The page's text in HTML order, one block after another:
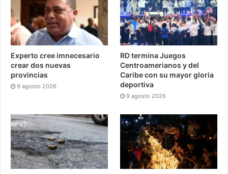
Experto cree imnecesario
crear dos nuevas
provincias
9 agosto 2026
RD termina Juegos
Centroamerianos y del
Caribe con su mayor gloria
deportiva
9 agosto 2026